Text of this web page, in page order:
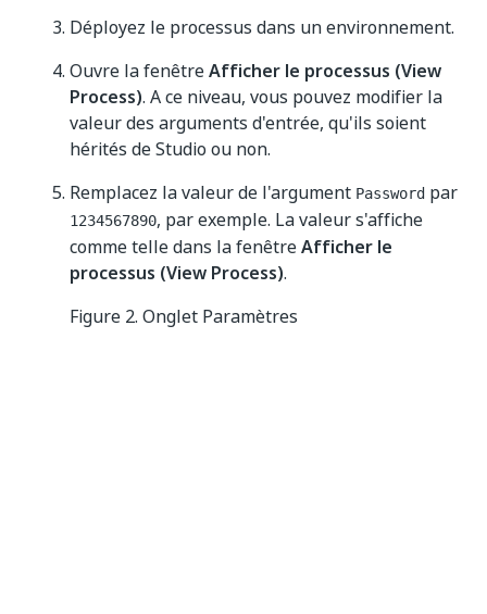
Déployez le processus dans un environnement.
Ouvre la fenêtreAfficher le processus (View
Process). A ce niveau, vous pouvez modifier la
valeur des arguments d'entrée, qu'ils soient
hérités de Studio ou non.
Remplacez la valeur de l'argument Password par
1234567890, par exemple. La valeur s'affiche
comme telle dans la fenêtreAfficher le
processus (View Process).
Figure 2. Onglet Paramètres